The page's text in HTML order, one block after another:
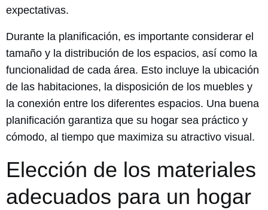
expectativas.
Durante la planificación, es importante considerar el
tamaño y la distribución de los espacios, así como la
funcionalidad de cada área. Esto incluye la ubicación
de las habitaciones, la disposición de los muebles y
la conexión entre los diferentes espacios. Una buena
planificación garantiza que su hogar sea práctico y
cómodo, al tiempo que maximiza su atractivo visual.
Elección de los materiales
adecuados para un hogar